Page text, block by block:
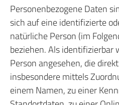
Personenbezogene Daten
sich auf eine identifizierte
natürliche Person (im
beziehen. Als identifizierbar
Person angesehen, die
insbesondere mittels
einem Namen, zu einer